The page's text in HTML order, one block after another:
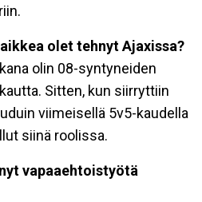
olet tehnyt Ajaxissa?
olin 08-syntyneiden
Sitten, kun siirryttiin
viimeisellä 5v5-kaudella
siinä roolissa.
vapaaehtoistyötä